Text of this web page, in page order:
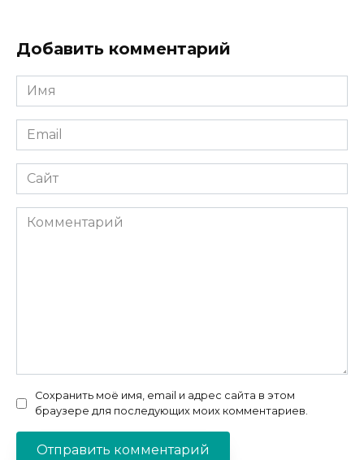
Добавить комментарий
Имя
*
Email
*
Сайт
Комментарий
Сохранить моё имя, email и адрес сайта в этом
браузере для последующих моих комментариев.